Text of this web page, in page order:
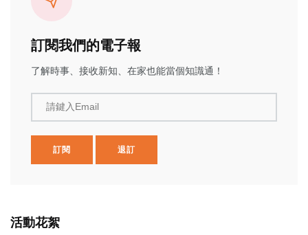
訂閱我們的電子報
了解時事、接收新知、在家也能當個知識通！
請鍵入Email
訂閱 退訂
活動花絮